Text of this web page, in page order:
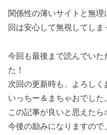
関係性の薄いサイトと無
回は安心して無視してしま
今回も最後まで読んでい
た！
次回の更新時も、よろしく
いっちー＆まちゃおでした
この記事が良いと思えた
今後の励みになりますので